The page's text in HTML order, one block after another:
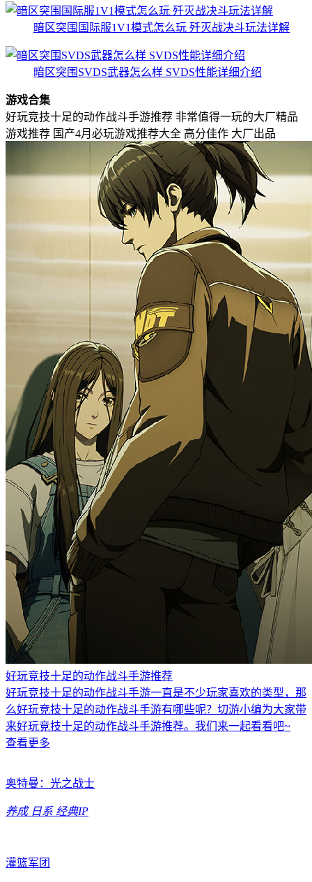
暗区突围国际服1V1模式怎么玩 歼灭战决斗玩法详解
暗区突围SVDS武器怎么样 SVDS性能详细介绍
游戏合集
好玩竞技十足的动作战斗手游推荐 非常值得一玩的大厂精品
游戏推荐 国产4月必玩游戏推荐大全 高分佳作 大厂出品
好玩竞技十足的动作战斗手游推荐
好玩竞技十足的动作战斗手游一直是不少玩家喜欢的类型，那
么好玩竞技十足的动作战斗手游有哪些呢？切游小编为大家带
来好玩竞技十足的动作战斗手游推荐。我们来一起看看吧~
查看更多
奥特曼：光之战士
养成 日系 经典IP
灌篮军团